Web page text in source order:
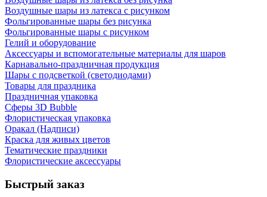
Воздушные шары из латекса с рисунком
Фольгированные шары без рисунка
Фольгированные шары с рисунком
Гелий и оборудование
Аксессуары и вспомогательные материалы для шаров
Карнавально-праздничная продукция
Шары с подсветкой (светодиодами)
Товары для праздника
Праздничная упаковка
Сферы 3D Bubble
Флористическая упаковка
Оракал (Надписи)
Краска для живых цветов
Тематические праздники
Флористические аксессуары
Быстрый заказ